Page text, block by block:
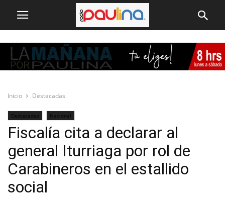
Inicio Destacadas
Destacadas Nacional
Fiscalía cita a declarar al
general Iturriaga por rol de
Carabineros en el estallido
social